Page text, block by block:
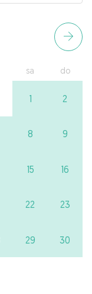
sa do
1 2
8 9
15 16
22 23
29 30